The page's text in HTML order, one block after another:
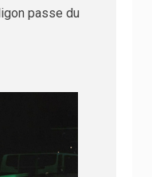
passe du